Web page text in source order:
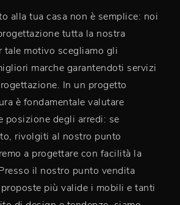
alla tua casa non è semplice: noi
tutta la nostra
tale motivo scegliamo gli
marche garantendoti servizi
In un progetto
è fondamentale valutare
posizione degli arredi: se
rivolgiti al nostro punto
a progettare con facilità la
il nostro punto vendita
più valide i mobili e tanti